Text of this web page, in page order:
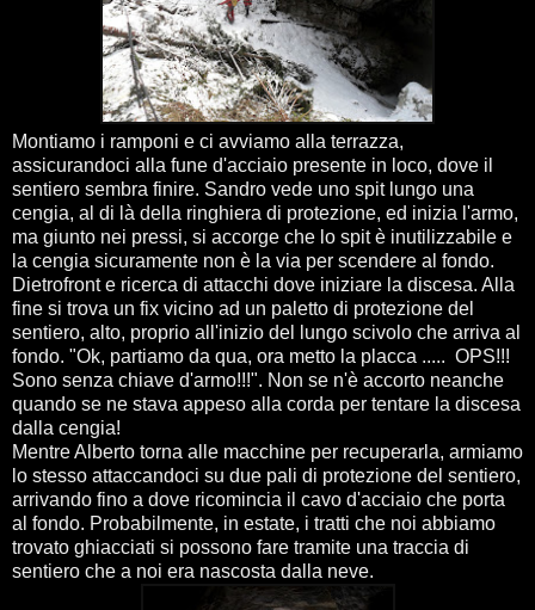
Montiamo i ramponi e ci avviamo alla terrazza,
assicurandoci alla fune d'acciaio presente in loco, dove il
sentiero sembra finire. Sandro vede uno spit lungo una
cengia, al di là della ringhiera di protezione, ed inizia l'armo,
ma giunto nei pressi, si accorge che lo spit è inutilizzabile e
la cengia sicuramente non è la via per scendere al fondo.
Dietrofront e ricerca di attacchi dove iniziare la discesa. Alla
fine si trova un fix vicino ad un paletto di protezione del
sentiero, alto, proprio all'inizio del lungo scivolo che arriva al
fondo. "Ok, partiamo da qua, ora metto la placca ..... OPS!!!
Sono senza chiave d'armo!!!". Non se n'è accorto neanche
quando se ne stava appeso alla corda per tentare la discesa
dalla cengia!
Mentre Alberto torna alle macchine per recuperarla, armiamo
lo stesso attaccandoci su due pali di protezione del sentiero,
arrivando fino a dove ricomincia il cavo d'acciaio che porta
al fondo. Probabilmente, in estate, i tratti che noi abbiamo
trovato ghiacciati si possono fare tramite una traccia di
sentiero che a noi era nascosta dalla neve.